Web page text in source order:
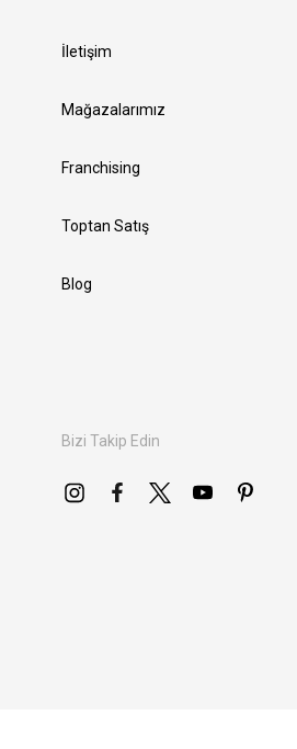
İletişim
Mağazalarımız
Franchising
Toptan Satış
Blog
Bizi Takip Edin